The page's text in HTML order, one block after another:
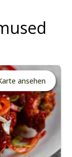
ansehen